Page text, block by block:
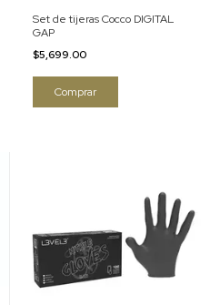
Set de tijeras Cocco DIGITAL
GAP
$5,699.00